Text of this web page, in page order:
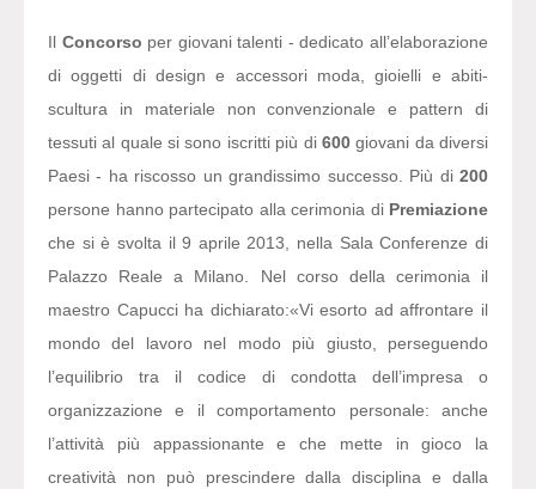
Il Concorso per giovani talenti - dedicato all’elaborazione
di oggetti di design e accessori moda, gioielli e abiti-
scultura in materiale non convenzionale e pattern di
tessuti al quale si sono iscritti più di 600giovani da diversi
Paesi - ha riscosso un grandissimo successo. Più di 200
persone hanno partecipato alla cerimonia di Premiazione
che si è svolta il 9 aprile 2013, nella Sala Conferenze di
Palazzo Reale a Milano. Nel corso della cerimonia il
maestro Capucci ha dichiarato:«Vi esorto ad affrontare il
mondo del lavoro nel modo più giusto, perseguendo
l’equilibrio tra il codice di condotta dell’impresa o
organizzazione e il comportamento personale: anche
l’attività più appassionante e che mette in gioco la
creatività non può prescindere dalla disciplina e dalla